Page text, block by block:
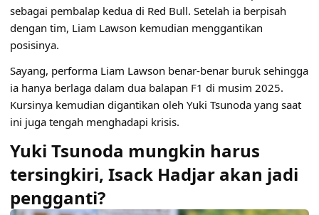
sebagai pembalap kedua di Red Bull. Setelah ia berpisah
dengan tim, Liam Lawson kemudian menggantikan
posisinya.
Sayang, performa Liam Lawson benar-benar buruk sehingga
ia hanya berlaga dalam dua balapan F1 di musim 2025.
Kursinya kemudian digantikan oleh Yuki Tsunoda yang saat
ini juga tengah menghadapi krisis.
Yuki Tsunoda mungkin harus
tersingkiri, Isack Hadjar akan jadi
pengganti?